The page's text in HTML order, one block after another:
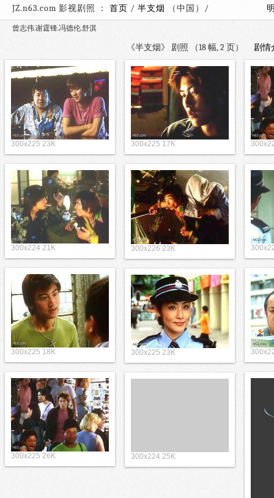
JZ.n63.com 影视剧照 ： 首页 / 半支烟 （中国）/
曾志伟.谢霆锋.冯德伦.舒淇
《半支烟》 剧照 （18 幅, 2 页） 剧情
300x225 23K 300x225 17K
300x224 21K 300x226 23K
300x225 18K 300x225 23K
300x225 26K 300x224 25K